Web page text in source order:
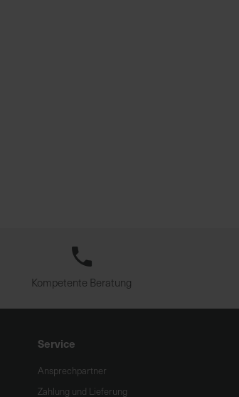
Kompetente Beratung
Service
Ansprechpartner
Zahlung und Lieferung